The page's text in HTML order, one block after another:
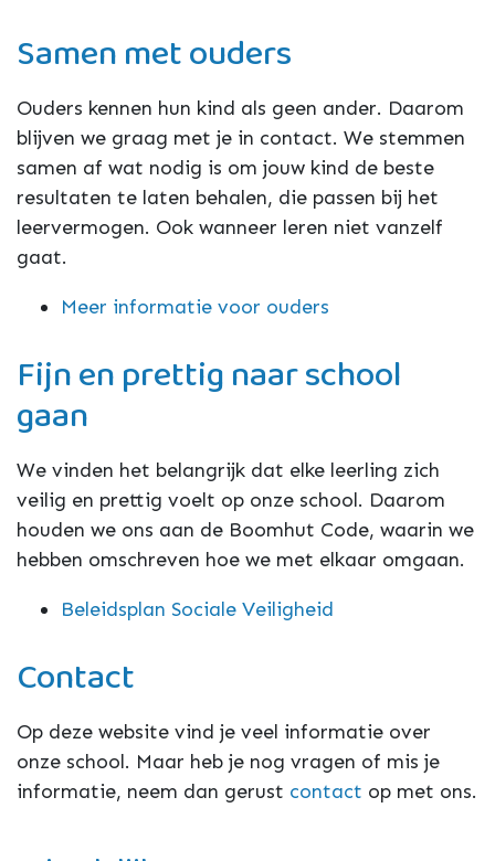
Samen met ouders
Ouders kennen hun kind als geen ander. Daarom
blijven we graag met je in contact. We stemmen
samen af wat nodig is om jouw kind de beste
resultaten te laten behalen, die passen bij het
leervermogen. Ook wanneer leren niet vanzelf
gaat.
Meer informatie voor ouders
Fijn en prettig naar school
gaan
We vinden het belangrijk dat elke leerling zich
veilig en prettig voelt op onze school. Daarom
houden we ons aan de Boomhut Code, waarin we
hebben omschreven hoe we met elkaar omgaan.
Beleidsplan Sociale Veiligheid
Contact
Op deze website vind je veel informatie over
onze school. Maar heb je nog vragen of mis je
informatie, neem dan gerust contact op met ons.